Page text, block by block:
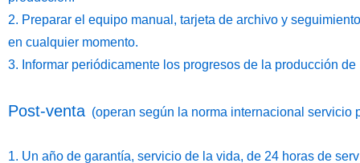
2. Preparar el equipo manual, tarjeta de archivo y
en cualquier momento.
3. Informar periódicamente los progresos de la producción
Post-venta (operan según la norma internacional servicio
1. Un año de garantía, servicio de la vida, de 24 horas de